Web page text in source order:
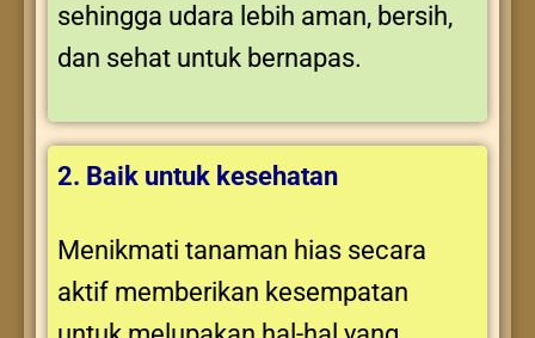
sehingga udara lebih aman, bersih,
dan sehat untuk bernapas.
2. Baik untuk kesehatan
Menikmati tanaman hias secara
aktif memberikan kesempatan